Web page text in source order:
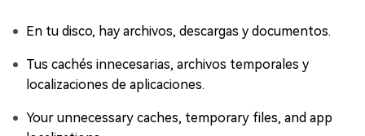
En tu disco, hay archivos, descargas y documentos.
Tus cachés innecesarias, archivos temporales y
localizaciones de aplicaciones.
Your unnecessary caches, temporary files, and app